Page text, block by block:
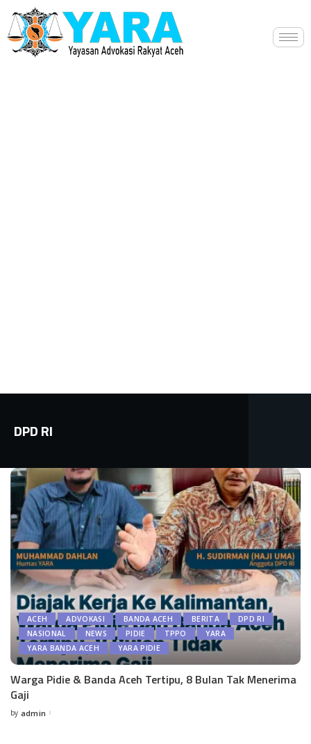
DPD RI
ACEH ADVOKASI BANDA ACEH BERITA
DPD RI
NASIONAL
NEWS PIDIE TPPO
YARA
YARA BANDA ACEH
YARA PIDIE
Warga Pidie & Banda Aceh Tertipu, 8 Bulan Tak Menerima
Gaji
by admin